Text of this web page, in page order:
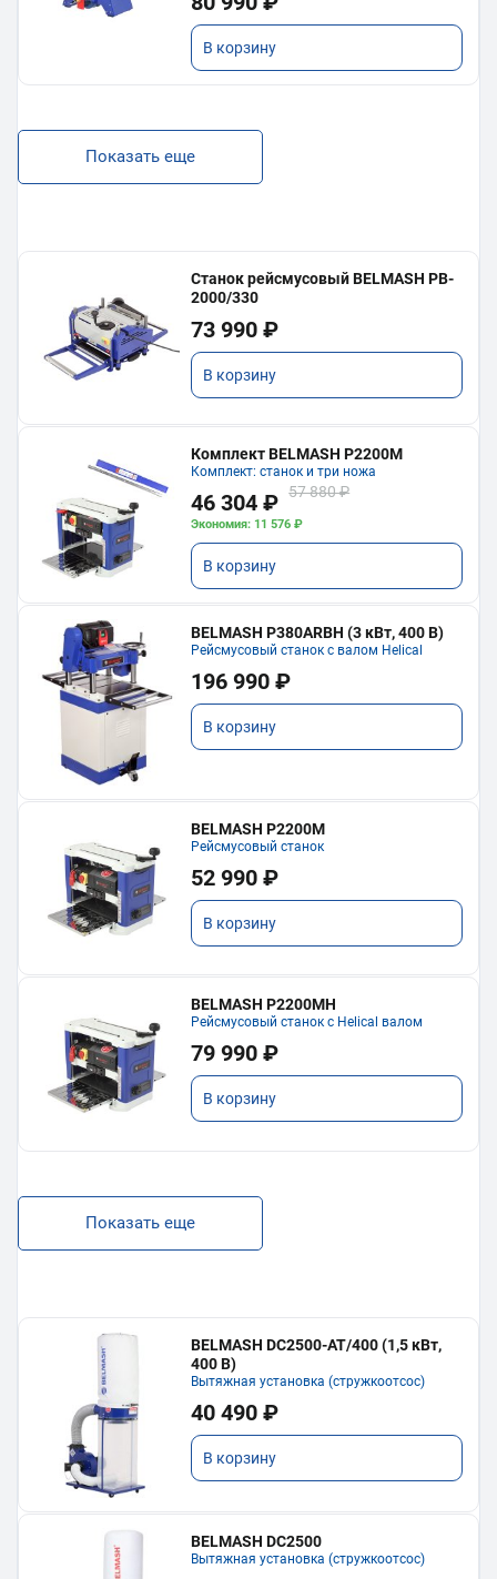
В корзину
Показать еще
Станок рейсмусовый BELMASH PB-
2000/330
73 990 ₽
В корзину
Комплект BELMASH P2200M
Комплект: станок и три ножа
46 304 ₽ 57 880 ₽
Экономия: 11 576 ₽
В корзину
BELMASH P380ARBH (3 кВт, 400 В)
Рейсмусовый станок с валом Helical
196 990 ₽
В корзину
BELMASH P2200M
Рейсмусовый станок
52 990 ₽
В корзину
BELMASH P2200MH
Рейсмусовый станок с Helical валом
79 990 ₽
В корзину
Показать еще
BELMASH DC2500-AT/400 (1,5 кВт,
400 В)
Вытяжная установка (стружкоотсос)
40 490 ₽
В корзину
BELMASH DC2500
Вытяжная установка (стружкоотсос)